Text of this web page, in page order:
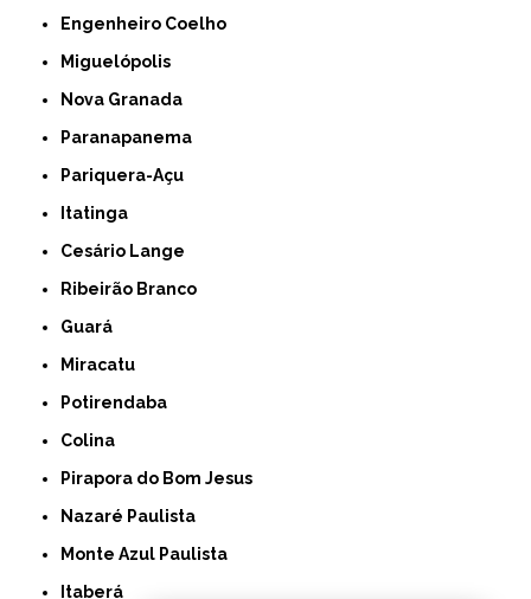
Engenheiro Coelho
Miguelópolis
Nova Granada
Paranapanema
Pariquera-Açu
Itatinga
Cesário Lange
Ribeirão Branco
Guará
Miracatu
Potirendaba
Colina
Pirapora do Bom Jesus
Nazaré Paulista
Monte Azul Paulista
Itaberá